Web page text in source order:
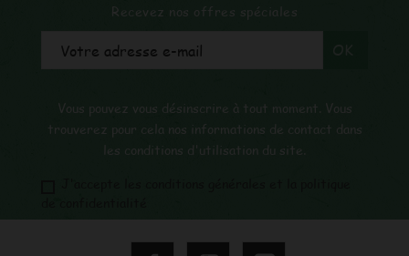
Recevez nos offres spéciales
Vous pouvez vous désinscrire à tout moment. Vous
trouverez pour cela nos informations de contact dans
les conditions d'utilisation du site.
Facebook YouTube